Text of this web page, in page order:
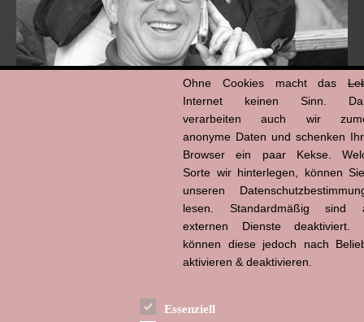
Ohne Cookies macht das
Internet keinen Sinn.
verarbeiten auch wir
anonyme Daten und schenken
Browser ein paar Kekse.
Sorte wir hinterlegen, können
unseren
lesen. Standardmäßig sind
externen Dienste deaktiviert.
können diese jedoch nach
aktivieren & deaktivieren.
Essenziell